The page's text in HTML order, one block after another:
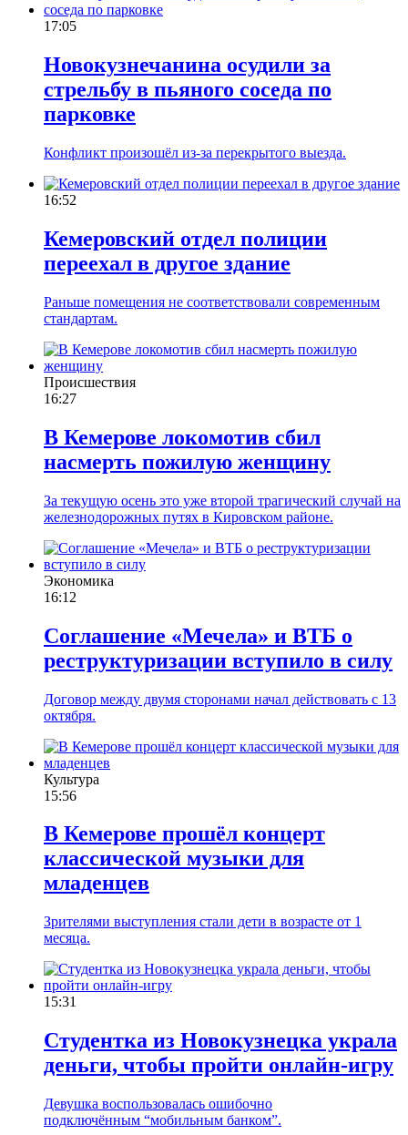
17:05
Новокузнечанина осудили за
стрельбу в пьяного соседа по
парковке
Конфликт произошёл из-за перекрытого выезда.
16:52
Кемеровский отдел полиции
переехал в другое здание
Раньше помещения не соответствовали современным
стандартам.
Происшествия
16:27
В Кемерове локомотив сбил
насмерть пожилую женщину
За текущую осень это уже второй трагический случай на
железнодорожных путях в Кировском районе.
Экономика
16:12
Соглашение «Мечела» и ВТБ о
реструктуризации вступило в силу
Договор между двумя сторонами начал действовать с 13
октября.
Культура
15:56
В Кемерове прошёл концерт
классической музыки для
младенцев
Зрителями выступления стали дети в возрасте от 1
месяца.
15:31
Студентка из Новокузнецка украла
деньги, чтобы пройти онлайн-игру
Девушка воспользовалась ошибочно
подключённым “мобильным банком”.